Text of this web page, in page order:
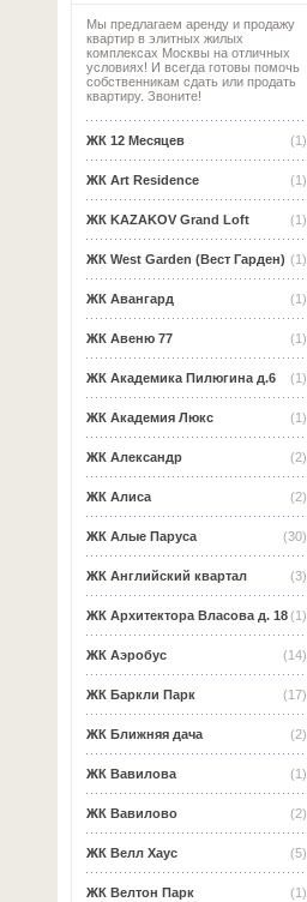
Мы предлагаем аренду и продажу
квартир в элитных жилых
комплексах Москвы на отличных
условиях! И всегда готовы помочь
собственникам сдать или продать
квартиру. Звоните!
(1)
ЖК 12 Месяцев
(1)
ЖК Art Residence
(1)
ЖК KAZAKOV Grand Loft
(1)
ЖК West Garden (Вест Гарден)
(1)
ЖК Авангард
(1)
ЖК Авеню 77
(1)
ЖК Академика Пилюгина д.6
(1)
ЖК Академия Люкс
(2)
ЖК Александр
(2)
ЖК Алиса
(30)
ЖК Алые Паруса
(3)
ЖК Английский квартал
(1)
ЖК Архитектора Власова д. 18
(14)
ЖК Аэробус
(17)
ЖК Баркли Парк
(2)
ЖК Ближняя дача
(1)
ЖК Вавилова
(2)
ЖК Вавилово
(5)
ЖК Велл Хаус
(1)
ЖК Велтон Парк